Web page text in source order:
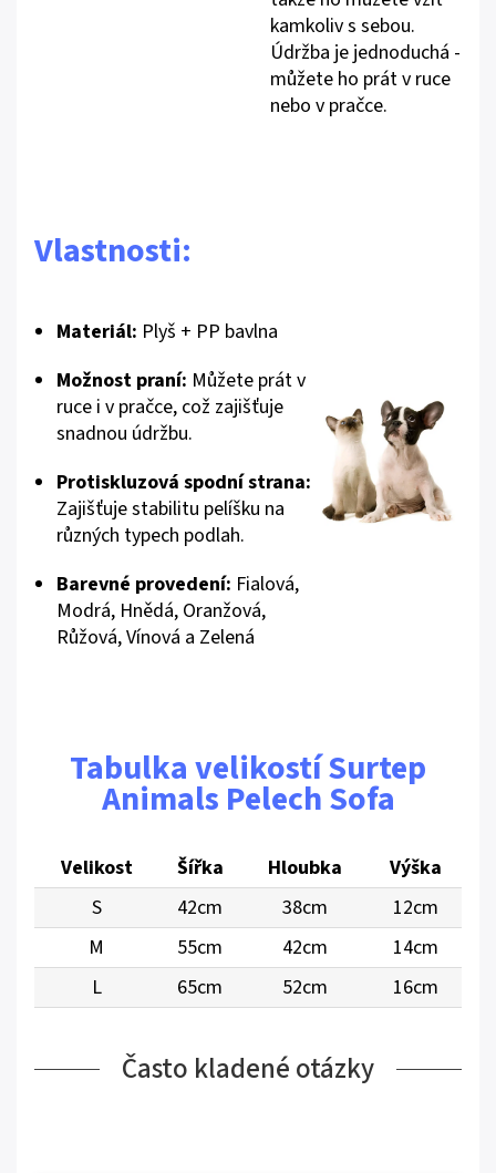
kamkoliv s sebou.
Údržba je jednoduchá -
můžete ho prát v ruce
nebo v pračce.
Vlastnosti:
Materiál: Plyš + PP bavlna
Možnost praní: Můžete prát v
ruce i v pračce, což zajišťuje
snadnou údržbu.
Protiskluzová spodní strana:
Zajišťuje stabilitu pelíšku na
různých typech podlah.
Barevné provedení: Fialová,
Modrá, Hnědá, Oranžová,
Růžová, Vínová a Zelená
Tabulka velikostí Surtep
Animals Pelech Sofa
Velikost Šířka Hloubka
Výška
S
42cm 38cm
12cm
M
55cm 42cm
14cm
L
65cm 52cm 16cm
Často kladené otázky